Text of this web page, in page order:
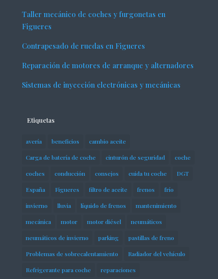
Taller mecánico de coches y furgonetas en
Figueres
Contrapesado de ruedas en Figueres
Reparación de motores de arranque y alternadores
Sistemas de inyección electrónicas y mecánicas
Etiquetas
avería beneficios cambio aceite
Carga de batería de coche cinturón de seguridad coche
coches conducción consejos cuida tu coche DGT
España Figueres filtro de aceite frenos frío
invierno lluvia líquido de frenos mantenimiento
mecánica motor motor diésel neumáticos
neumáticos de invierno parking pastillas de freno
Problemas de sobrecalentamiento Radiador del vehículo
Refrigerante para coche reparaciones